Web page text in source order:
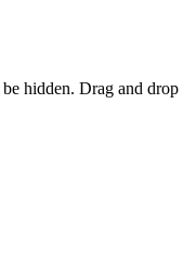
hidden. Drag and drop